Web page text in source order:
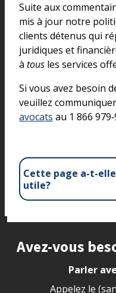
Suite aux
mis à jour notre
clients détenus qui
juridiques et
à tous les services
Si vous avez besoin
veuillez
avocats au 1 866
Cette page a-t-
utile?
Site footer
Avez-vous
Parler
Appelez le